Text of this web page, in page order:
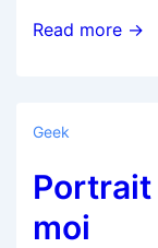
Read more →
Geek
Portrait
moi